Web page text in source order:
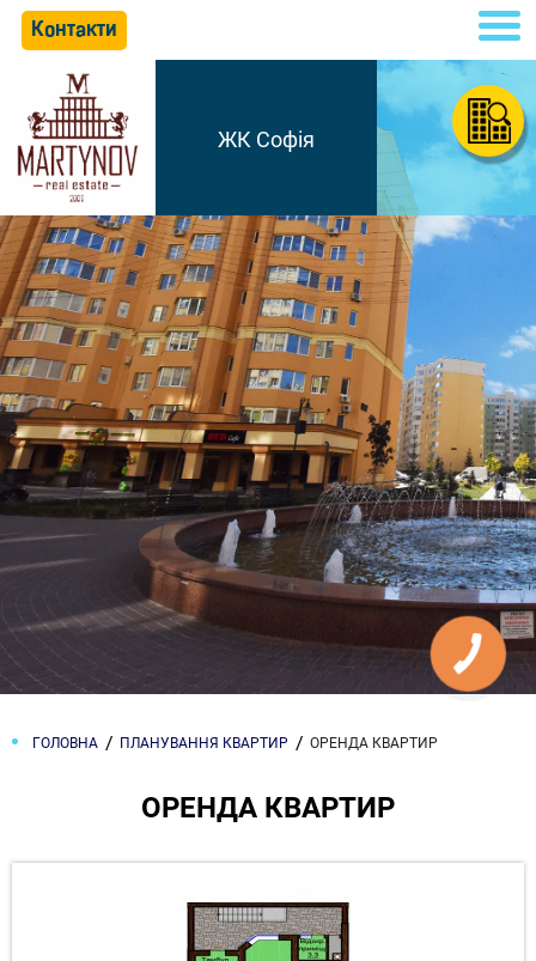
Контакти
ЖК Софія
ГОЛОВНА ПЛАНУВАННЯ КВАРТИР ОРЕНДА КВАРТИР
ОРЕНДА КВАРТИР